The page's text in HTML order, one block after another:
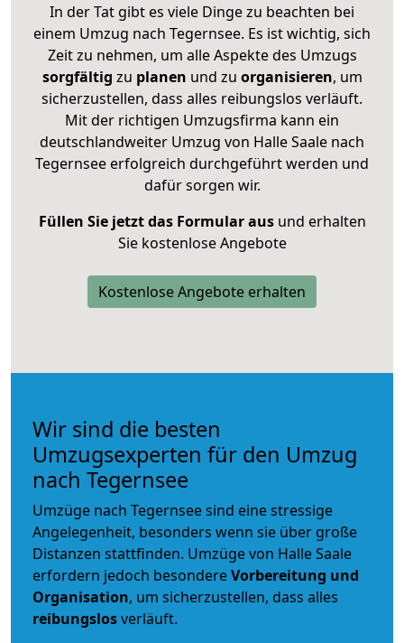
In der Tat gibt es viele Dinge zu beachten bei
einem Umzug nach Tegernsee. Es ist wichtig, sich
Zeit zu nehmen, um alle Aspekte des Umzugs
sorgfältig zu planen und zu organisieren, um
sicherzustellen, dass alles reibungslos verläuft.
Mit der richtigen Umzugsfirma kann ein
deutschlandweiter Umzug von Halle Saale nach
Tegernsee erfolgreich durchgeführt werden und
dafür sorgen wir.
Füllen Sie jetzt das Formular ausund erhalten
Sie kostenlose Angebote
Kostenlose Angebote erhalten
Wir sind die besten
Umzugsexperten für den Umzug
nach Tegernsee
Umzüge nach Tegernsee sind eine stressige
Angelegenheit, besonders wenn sie über große
Distanzen stattfinden. Umzüge von Halle Saale
erfordern jedoch besondereVorbereitung und
Organisation, um sicherzustellen, dass alles
reibungslosverläuft.